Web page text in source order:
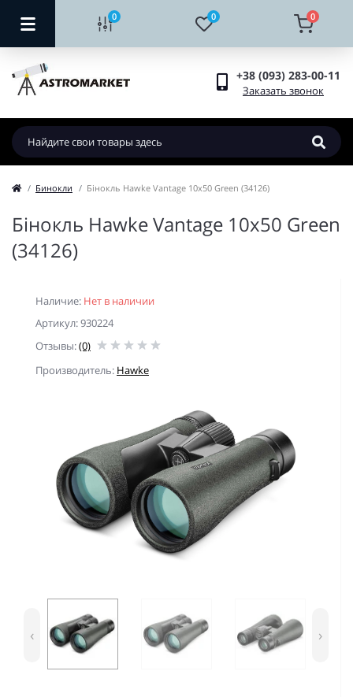
0 0 0
+38 (093) 283-00-11
Заказать звонок
Бинокли Бінокль Hawke Vantage 10x50 Green (34126)
Бінокль Hawke Vantage 10x50 Green
(34126)
Наличие: Нет в наличии
Артикул: 930224
Отзывы:(0)
Производитель: Hawke
‹ ›